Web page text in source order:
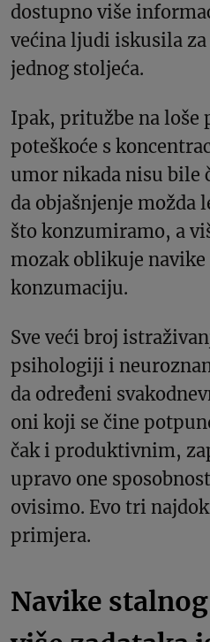
dostupno više
većina ljudi iskusila
jednog stoljeća.
Ipak, pritužbe na loše
poteškoće s
umor nikada nisu bile
da objašnjenje možda
što konzumiramo, a
mozak oblikuje
konzumaciju.
Sve veći broj
psihologiji i
da određeni
oni koji se čine
čak i produktivnim,
upravo one
ovisimo. Evo tri
primjera.
Navike